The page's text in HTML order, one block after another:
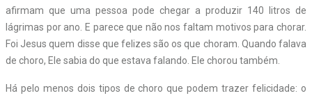
afirmam que uma pessoa pode chegar a produzir 140 litros de
lágrimas por ano. E parece que não nos faltam motivos para chorar.
Foi Jesus quem disse que felizes são os que choram. Quando falava
de choro, Ele sabia do que estava falando. Ele chorou também.
Há pelo menos dois tipos de choro que podem trazer felicidade: o